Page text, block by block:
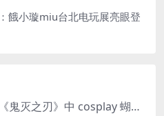
餓小璇miu台北电玩展亮眼登
AV 女神波多野结衣在《鬼灭之刃》中 cosplay 蝴蝶忍 Kochou Shinobu